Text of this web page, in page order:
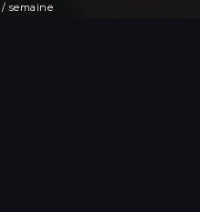
semaine